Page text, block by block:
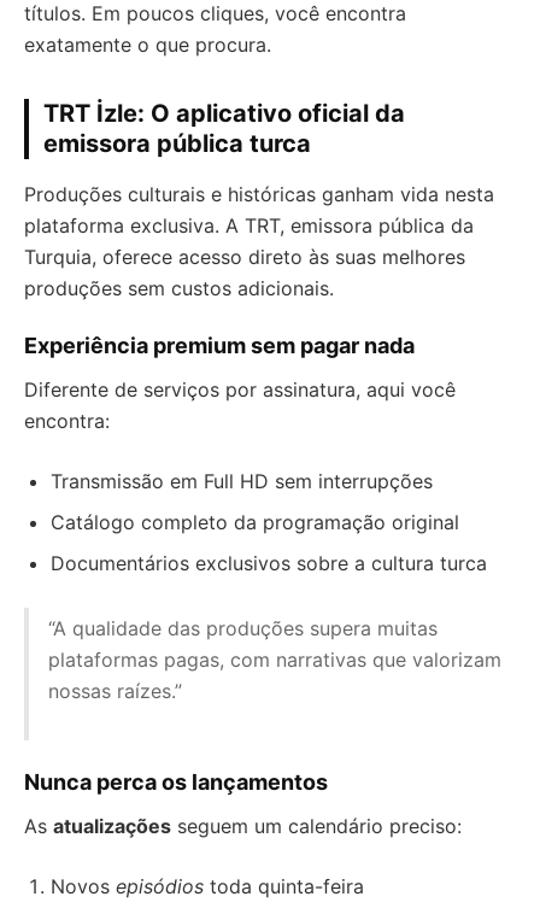
títulos. Em poucos cliques, você encontra
exatamente o que procura.
TRT İzle: O aplicativo oficial da
emissora pública turca
Produções culturais e históricas ganham vida nesta
plataforma exclusiva. A TRT, emissora pública da
Turquia, oferece acesso direto às suas melhores
produções sem custos adicionais.
Experiência premium sem pagar nada
Diferente de serviços por assinatura, aqui você
encontra:
Transmissão em Full HD sem interrupções
Catálogo completo da programação original
Documentários exclusivos sobre a cultura turca
“A qualidade das produções supera muitas
plataformas pagas, com narrativas que valorizam
nossas raízes.”
Nunca perca os lançamentos
As atualizações seguem um calendário preciso:
Novos episódios toda quinta-feira